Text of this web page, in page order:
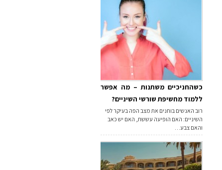
כשהחניכיים משתנות – מה אפשר
ללמוד מחשיפת שורשי השיניים?
רוב האנשים בוחנים את מצב הפה בעיקר לפי
השיניים: האם הופיעה עששת, האם יש כאב
והאם צבע…